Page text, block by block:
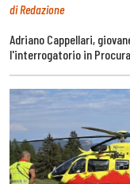
di Redazione
Adriano Cappellari,
l'interrogatorio in Procura